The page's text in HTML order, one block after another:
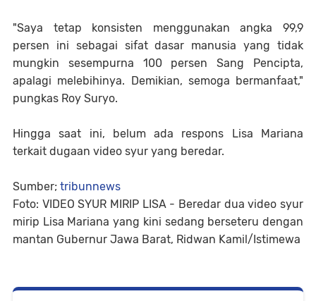
"Saya tetap konsisten menggunakan angka 99,9
persen ini sebagai sifat dasar manusia yang tidak
mungkin sesempurna 100 persen Sang Pencipta,
apalagi melebihinya. Demikian, semoga bermanfaat,"
pungkas Roy Suryo.
Hingga saat ini, belum ada respons Lisa Mariana
terkait dugaan video syur yang beredar.
Sumber; tribunnews
Foto: VIDEO SYUR MIRIP LISA - Beredar dua video syur
mirip Lisa Mariana yang kini sedang berseteru dengan
mantan Gubernur Jawa Barat, Ridwan Kamil/Istimewa